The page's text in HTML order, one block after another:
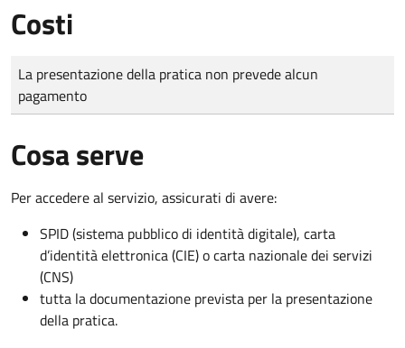
Costi
Tipo di pagamento
Importo
La presentazione della pratica non prevede alcun
pagamento
Cosa serve
Per accedere al servizio, assicurati di avere:
SPID (sistema pubblico di identità digitale), carta
d’identità elettronica (CIE) o carta nazionale dei servizi
(CNS)
tutta la documentazione prevista per la presentazione
della pratica.